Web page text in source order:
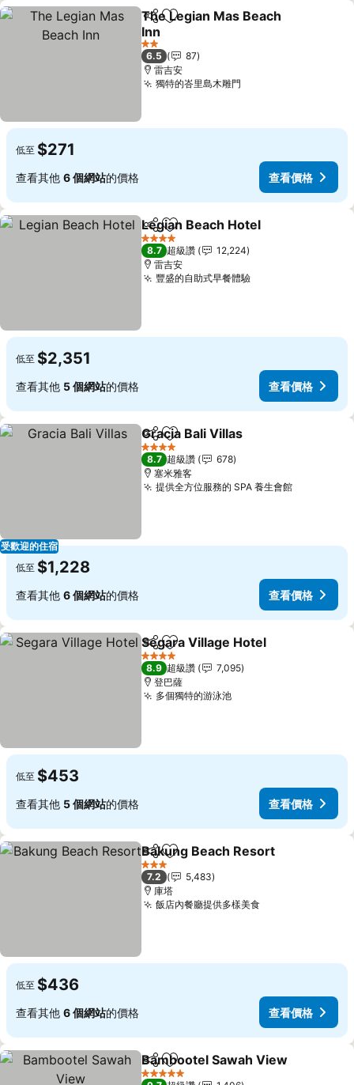
分享 加入我的最愛
The Legian Mas Beach
Inn
查看價格
2 星級
6.5
87
雷吉安
獨特的峇里島木雕門
低至 $271
查看其他 6 個網站的價格 查看價格
分享 加入我的最愛
Legian Beach Hotel
4 星級
8.7 超級讚
12,224
雷吉安
豐盛的自助式早餐體驗查看價格
低至 $2,351
查看其他 5 個網站的價格 查看價格
受歡迎的住宿
分享 加入我的最愛
Gracia Bali Villas
4 星級
8.7 超級讚
678
塞米雅客
提供全方位服務的 SPA 養生會館查看價格
低至 $1,228
查看其他 6 個網站的價格 查看價格
分享 加入我的最愛
Segara Village Hotel
4 星級
8.9 超級讚
7,095
登巴薩
多個獨特的游泳池查看價格
低至 $453
查看其他 5 個網站的價格 查看價格
分享 加入我的最愛
Bakung Beach Resort
3 星級
7.2
5,483
庫塔
飯店內餐廳提供多樣美食查看價格
低至 $436
查看其他 6 個網站的價格 查看價格
分享 加入我的最愛
Bambootel Sawah View
5 星級